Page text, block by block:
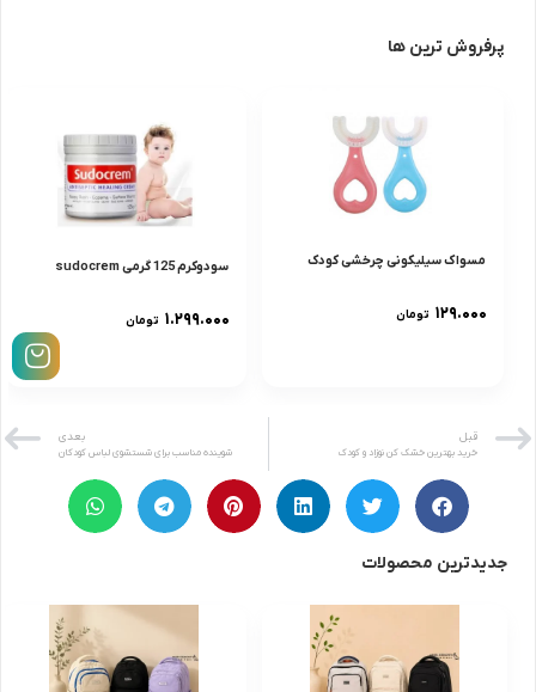
پرفروش ترین ها
مسواک سیلیکونی چرخشی کودک
۱۲۹.۰۰۰ تومان
سودوکرم 125 گرمى sudocrem
۱.۲۹۹.۰۰۰ تومان
قبل
خرید بهترین خشک کن نوزاد و کودک
بعدی
شوینده مناسب برای شستشوی لباس کودکان
جدیدترین محصولات